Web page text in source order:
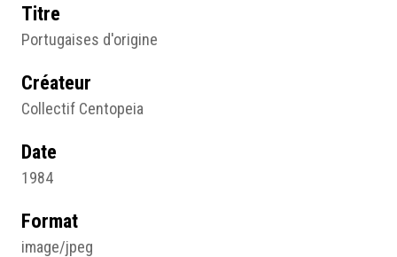
Titre
Portugaises d'origine
Créateur
Collectif Centopeia
Date
1984
Format
image/jpeg